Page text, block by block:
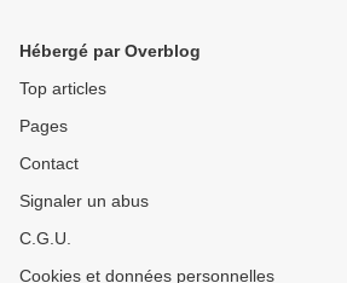
Paix ce dimanche 26 janvier
Hébergé par Overblog
Top articles
Pages
Contact
Signaler un abus
C.G.U.
Cookies et données personnelles